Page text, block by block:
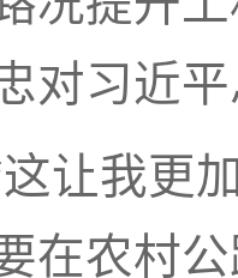
对习近
这让我更
在农村